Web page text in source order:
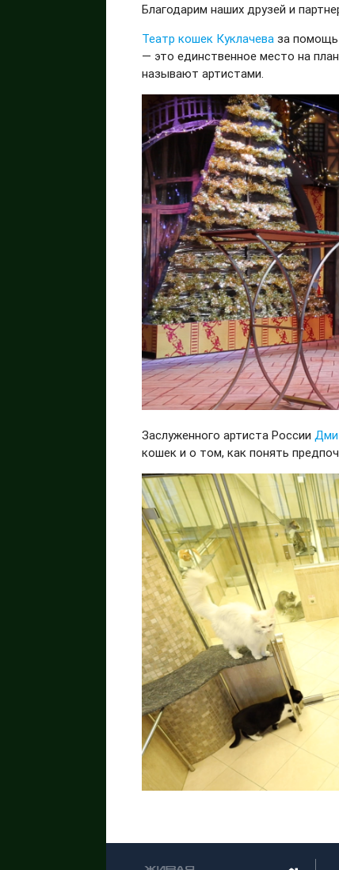
Благодарим наших друзей и
Театр кошек Куклачева за помощь
— это единственное место на
называют артистами.
Заслуженного артиста России
кошек и о том, как понять